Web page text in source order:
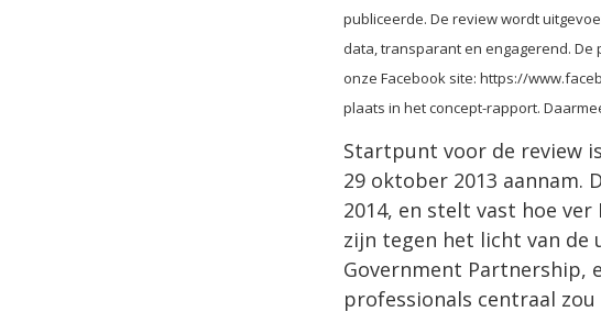
publiceerde. De review wordt
data, transparant en engagerend.
onze Facebook site: https://
plaats in het concept-rapport.
Startpunt voor de review
29 oktober 2013 aannam.
2014, en stelt vast hoe
zijn tegen het licht van de
Government Partnership,
professionals centraal